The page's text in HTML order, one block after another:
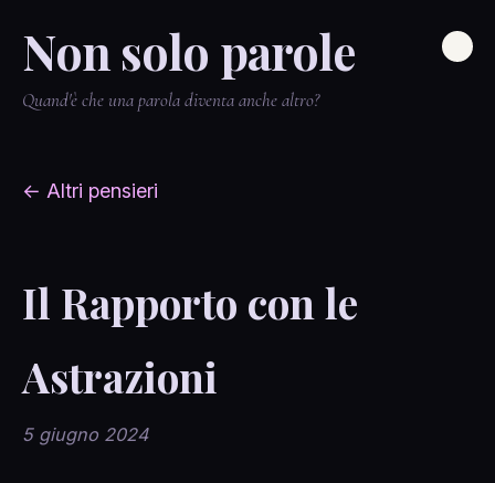
Non solo parole
Quand'è che una parola diventa anche altro?
← Altri pensieri
Il Rapporto con le
Astrazioni
5 giugno 2024